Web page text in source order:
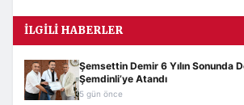
İLGILI HABERLER
Şemsettin Demir 6 Yılın Sonunda
Şemdinli’ye Atandı
5 gün önce